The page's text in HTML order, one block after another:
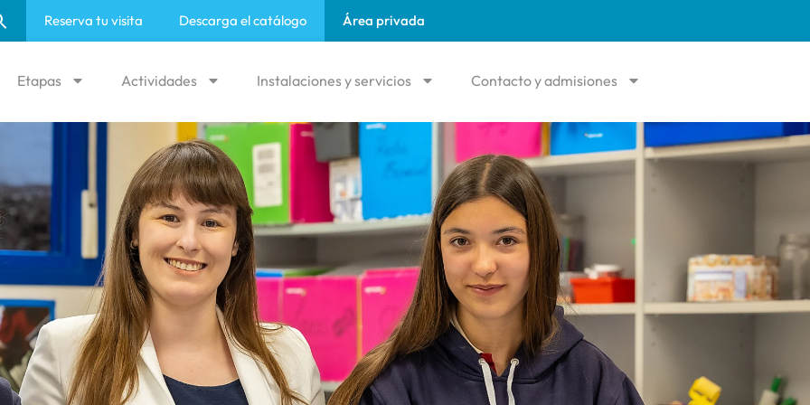
Reserva tu visita Descarga el catálogo Área privada
Etapas Actividades Instalaciones y servicios Contacto y admisiones